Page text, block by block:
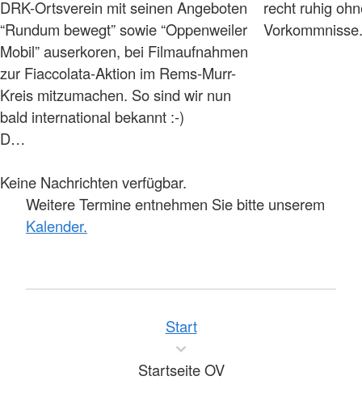
DRK-Ortsverein mit seinen Angeboten
“Rundum bewegt” sowie “Oppenweiler
Mobil” auserkoren, bei Filmaufnahmen
zur Fiaccolata-Aktion im Rems-Murr-
Kreis mitzumachen. So sind wir nun
bald international bekannt :-)
D…
recht ruhig
Vorkommnisse.
Keine Nachrichten verfügbar.
Weitere Termine entnehmen Sie bitte unserem
Kalender.
Start
Startseite OV